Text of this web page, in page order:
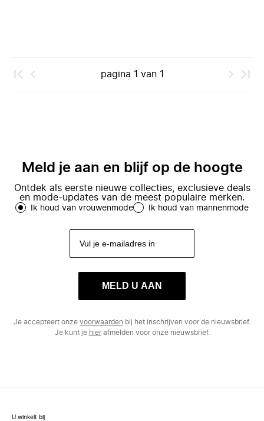
pagina 1 van 1
Meld je aan en blijf op de hoogte
Ontdek als eerste nieuwe collecties, exclusieve deals
en mode-updates van de meest populaire merken.
Ik houd van vrouwenmode Ik houd van mannenmode
MELD U AAN
Je accepteert onze voorwaarden bij het inschrijven voor de nieuwsbrief.
Je kunt je hierafmelden voor onze nieuwsbrief.
U winkelt bij